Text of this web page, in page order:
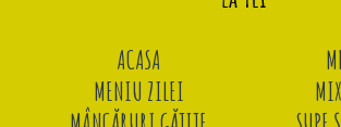
ACASA
MENIU ZILEI